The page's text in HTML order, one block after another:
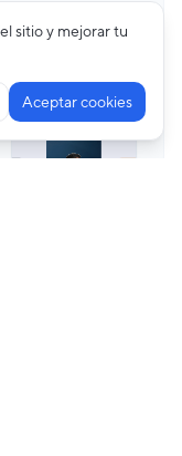
sitio y mejorar tu
Aceptar cookies